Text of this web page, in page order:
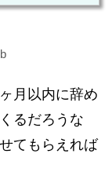
月以内に辞め
るだろうな
てもらえれば